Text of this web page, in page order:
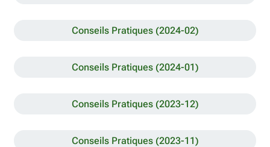
Conseils Pratiques (2024-02)
Conseils Pratiques (2024-01)
Conseils Pratiques (2023-12)
Conseils Pratiques (2023-11)